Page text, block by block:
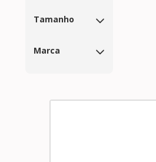
Tamanho
Marca